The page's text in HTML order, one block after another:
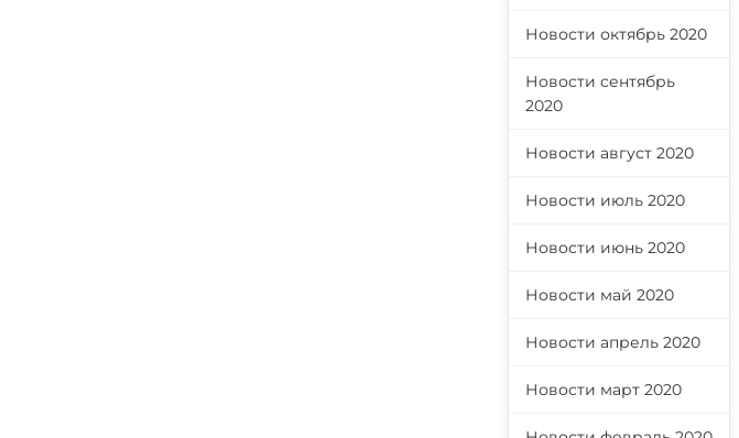
Новости октябрь 2020
Новости сентябрь
2020
Новости август 2020
Новости июль 2020
Новости июнь 2020
Новости май 2020
Новости апрель 2020
Новости март 2020